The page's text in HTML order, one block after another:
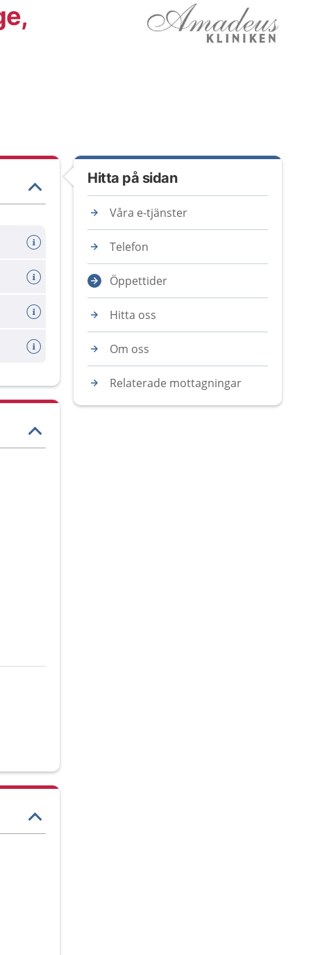
Hitta på sidan
Våra e-tjänster
Telefon
Öppettider
Hitta oss
Om oss
Relaterade mottagningar